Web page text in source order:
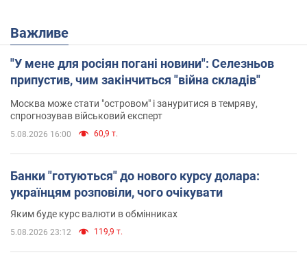
Важливе
"У мене для росіян погані новини": Селезньов
припустив, чим закінчиться "війна складів"
Москва може стати "островом" і зануритися в темряву,
спрогнозував військовий експерт
5.08.2026 16:00 60,9 т.
Банки "готуються" до нового курсу долара:
українцям розповіли, чого очікувати
Яким буде курс валюти в обмінниках
5.08.2026 23:12 119,9 т.